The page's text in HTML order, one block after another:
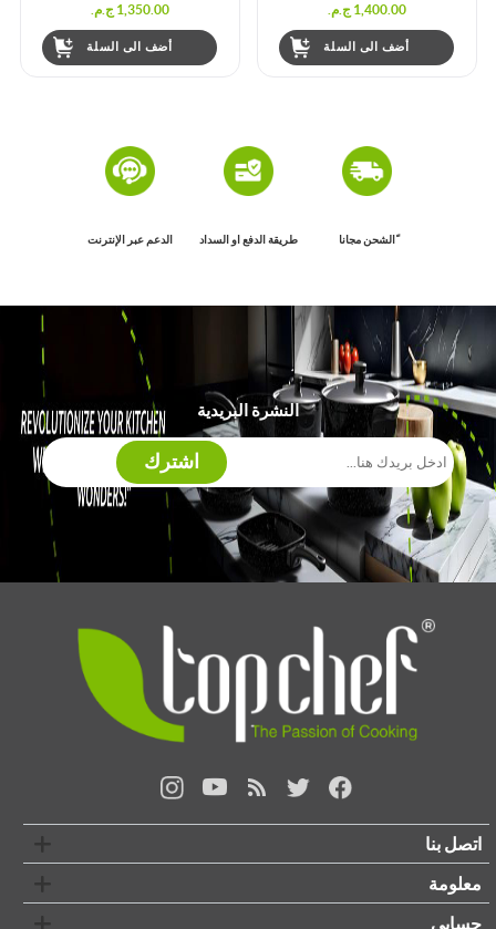
1,350.00 ج.م.‏
أضف الى السلة
14,499.00 ج.م.‏ 13,999.00 ج.م.‏
أضف الى السلة
ًالشحن مجانا طريقة الدفع او السداد الدعم عبر الإنترنت
النشرة البريدية
اشترك
اتصل بنا
معلومة
حسابي